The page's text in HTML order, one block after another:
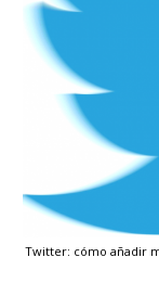
Twitter: cómo añadir